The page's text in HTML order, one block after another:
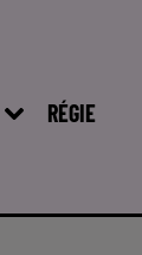
RÉGIE